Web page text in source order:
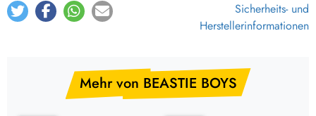
Sicherheits- und
Herstellerinformationen
Mehr von BEASTIE BOYS